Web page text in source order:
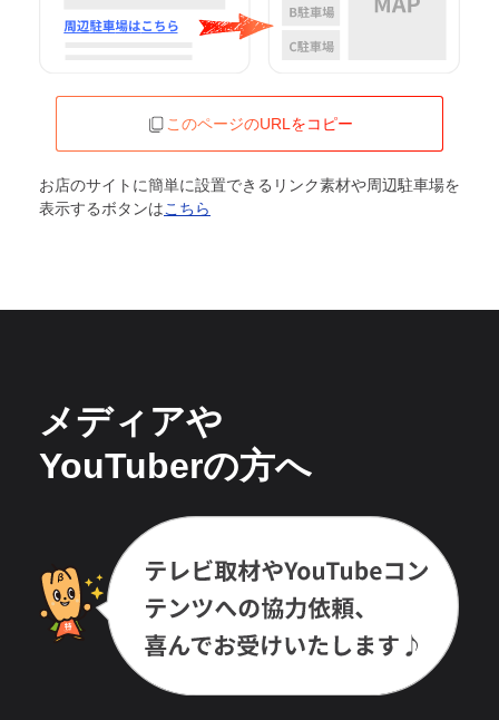
このページのURLをコピー
お店のサイトに簡単に設置できるリンク素材や周辺駐車場を
表示するボタンはこちら
メディアや
YouTuberの方へ